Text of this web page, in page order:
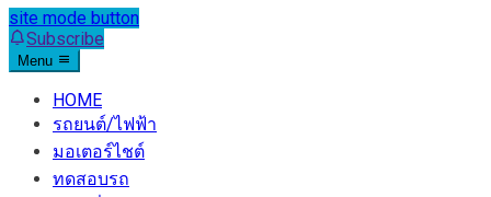
site mode button
Subscribe
Menu
HOME
รถยนต์/ไฟฟ้า
มอเตอร์ไชต์
ทดสอบรถ